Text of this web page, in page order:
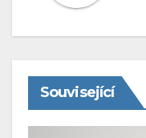
Související